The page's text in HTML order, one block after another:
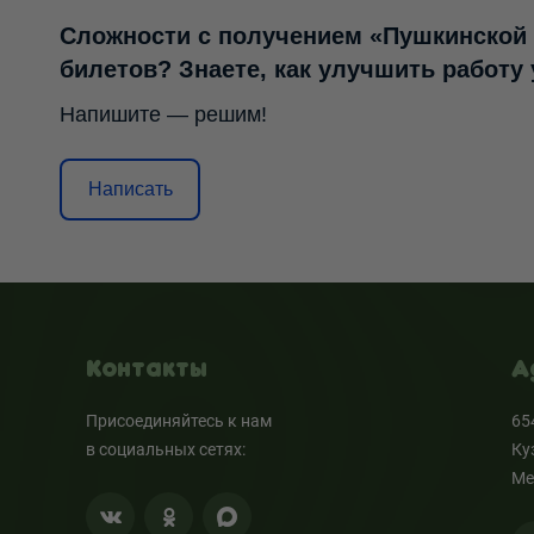
Сложности с получением
билетов? Знаете, как улучшить
Напишите — решим!
Написать
Контакты
Присоединяйтесь к нам
в социальных сетях: